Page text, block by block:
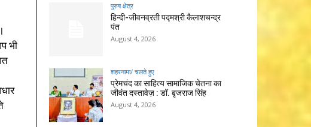
भी
पुरुष क्षेत्र
हिन्‍दी-जीवनव्रती पद्मश्री कैलाशचन्‍द्र
पंत
August 4, 2026
शहरनामा/ चलते हुए
प्रेमचंद का साहित्य सामाजिक चेतना का
जीवंत दस्तावेज़ : डॉ. बृजराज सिंह
August 4, 2026